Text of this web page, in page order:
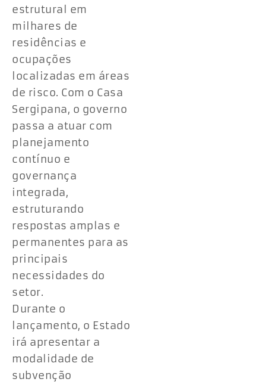
estrutural em
milhares de
residências e
ocupações
localizadas em áreas
de risco. Com o Casa
Sergipana, o governo
passa a atuar com
planejamento
contínuo e
governança
integrada,
estruturando
respostas amplas e
permanentes para as
principais
necessidades do
setor.
Durante o
lançamento, o Estado
irá apresentar a
modalidade de
subvenção